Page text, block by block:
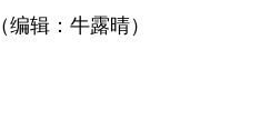
（编辑：牛露晴）